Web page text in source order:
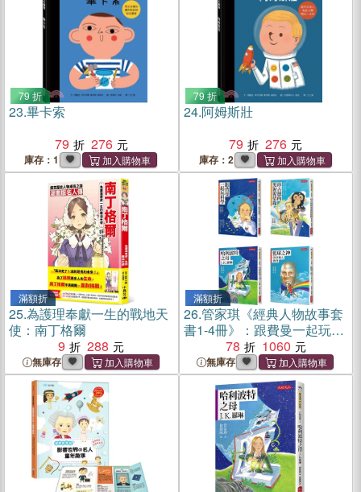
79 折
23.畢卡索
79
276
庫存：1
79 折
24.阿姆斯壯
79
276
庫存：2
滿額折
25.為護理奉獻一生的戰地天
使：南丁格爾
9
288
無庫存
滿額折
26.管家琪《經典人物故事套
書1-4冊》：跟費曼一起玩科
學、珍古德的黑猩猩情緣、
哈利波特之母：J.K.羅琳、籃
球之神：空中飛人喬丹
78 1060
無庫存